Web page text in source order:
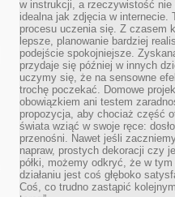
w instrukcji, a rzeczywistość nie
idealna jak zdjęcia w internecie.
procesu uczenia się. Z czasem
lepsze, planowanie bardziej
podejście spokojniejsze.
przydaje się później w innych
uczymy się, że na sensowne
trochę poczekać. Domowe
obowiązkiem ani testem
propozycja, aby chociaż część
świata wziąć w swoje ręce:
przenośni. Nawet jeśli
napraw, prostych dekoracji czy
półki, możemy odkryć, że w
działaniu jest coś głęboko
Coś, co trudno zastąpić